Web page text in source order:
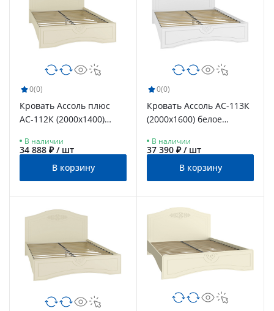
0(0)
Кровать Ассоль плюс
АС-112К (2000х1400)
В наличии
34 888 ₽ / шт
В корзину
0(0)
Кровать Ассоль АС-113К
(2000x1600) белое
В наличии
37 390 ₽ / шт
В корзину